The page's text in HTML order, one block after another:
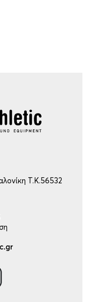
Τ.Κ.56532